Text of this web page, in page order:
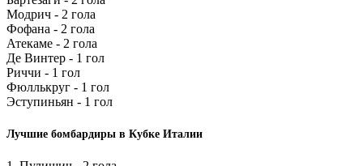
Модрич - 2 гола
Фофана - 2 гола
Атекаме - 2 гола
Де Винтер - 1 гол
Риччи - 1 гол
Фюллькруг - 1 гол
Эступиньян - 1 гол
Лучшие бомбардиры в Кубке Италии